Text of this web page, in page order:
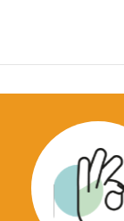
2029 г.
услуг в